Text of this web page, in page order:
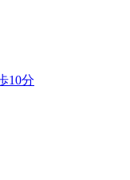
10分